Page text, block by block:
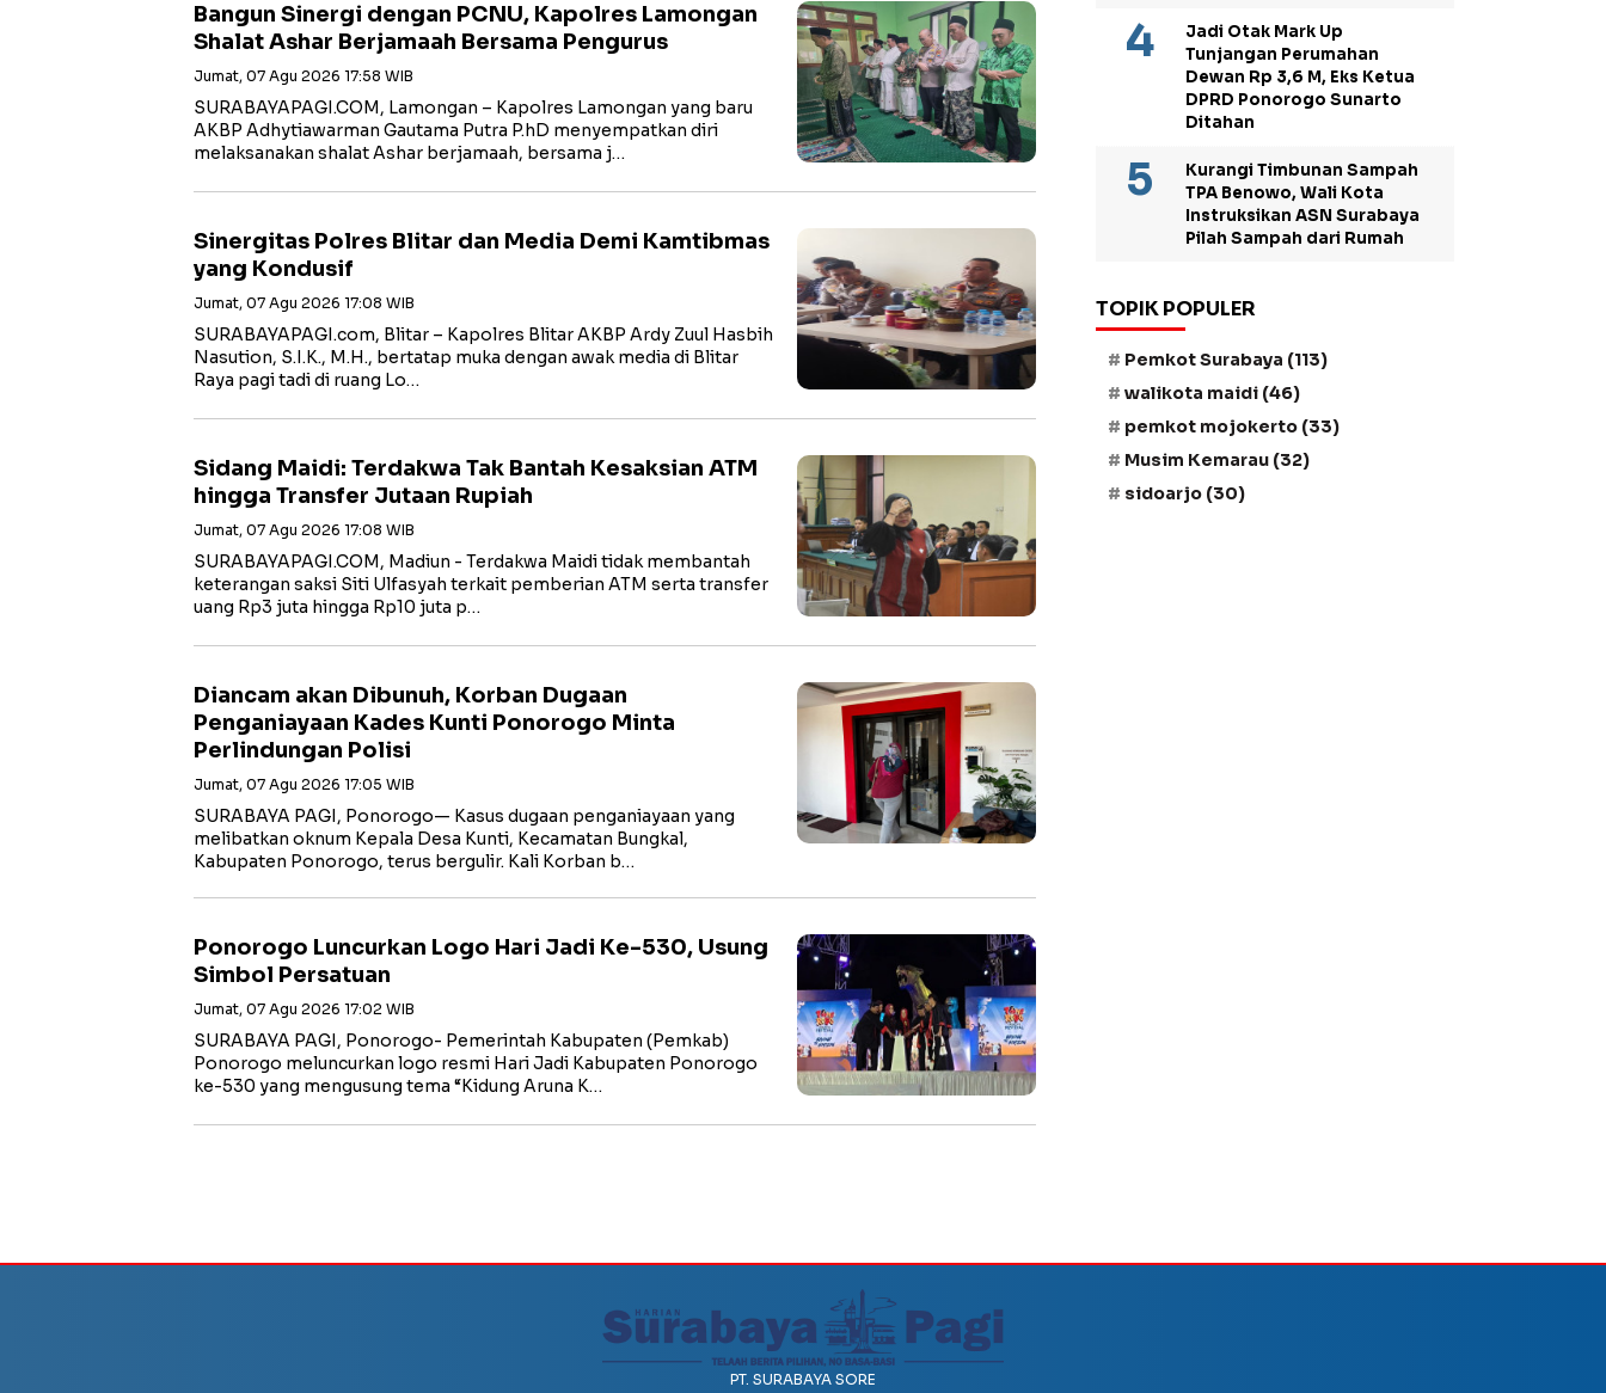
Bangun Sinergi dengan PCNU, Kapolres Lamongan
Shalat Ashar Berjamaah Bersama Pengurus
Jumat, 07 Agu 2026 17:58 WIB
SURABAYAPAGI.COM, Lamongan – Kapolres Lamongan yang baru
AKBP Adhytiawarman Gautama Putra P.hD menyempatkan diri
melaksanakan shalat Ashar berjamaah, bersama j…
Sinergitas Polres Blitar dan Media Demi Kamtibmas
yang Kondusif
Jumat, 07 Agu 2026 17:08 WIB
SURABAYAPAGI.com, Blitar – Kapolres Blitar AKBP Ardy Zuul Hasbih
Nasution, S.I.K., M.H., bertatap muka dengan awak media di Blitar
Raya pagi tadi di ruang Lo…
Sidang Maidi: Terdakwa Tak Bantah Kesaksian ATM
hingga Transfer Jutaan Rupiah
Jumat, 07 Agu 2026 17:08 WIB
‎SURABAYAPAGI.COM, Madiun - Terdakwa Maidi tidak membantah
keterangan saksi Siti Ulfasyah terkait pemberian ATM serta transfer
uang Rp3 juta hingga Rp10 juta p…
Diancam akan Dibunuh, Korban Dugaan
Penganiayaan Kades Kunti Ponorogo Minta
Perlindungan Polisi
Jumat, 07 Agu 2026 17:05 WIB
SURABAYA PAGI, Ponorogo— Kasus dugaan penganiayaan yang
melibatkan oknum Kepala Desa Kunti, Kecamatan Bungkal,
Kabupaten Ponorogo, terus bergulir. Kali Korban b…
Ponorogo Luncurkan Logo Hari Jadi Ke-530, Usung
Simbol Persatuan
Jumat, 07 Agu 2026 17:02 WIB
SURABAYA PAGI, Ponorogo- Pemerintah Kabupaten (Pemkab)
Ponorogo meluncurkan logo resmi Hari Jadi Kabupaten Ponorogo
ke-530 yang mengusung tema “Kidung Aruna K…
Jadi Otak Mark Up
Tunjangan Perumahan
Dewan Rp 3,6 M, Eks Ketua
DPRD Ponorogo Sunarto
Ditahan
Kurangi Timbunan Sampah
TPA Benowo, Wali Kota
Instruksikan ASN Surabaya
Pilah Sampah dari Rumah
TOPIK POPULER
Pemkot Surabaya (113)
walikota maidi (46)
pemkot mojokerto (33)
Musim Kemarau (32)
sidoarjo (30)
PT. SURABAYA SORE